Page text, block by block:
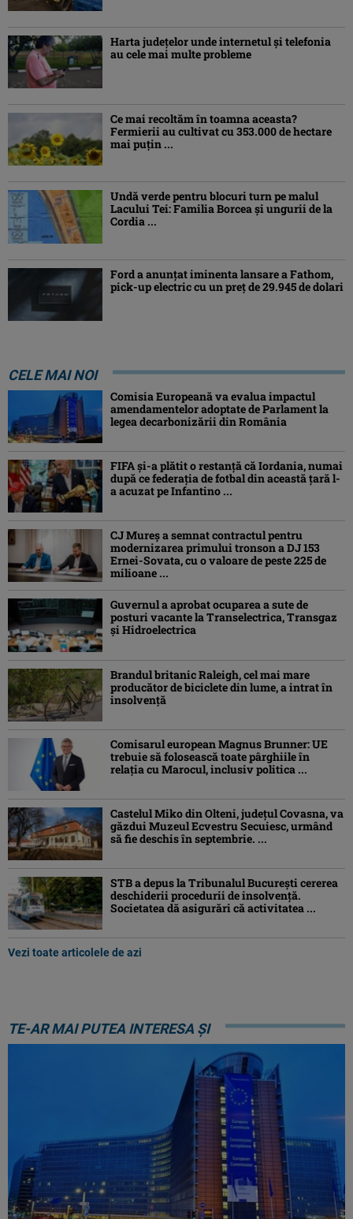
Harta județelor unde internetul și telefonia
au cele mai multe probleme
Ce mai recoltăm în toamna aceasta?
Fermierii au cultivat cu 353.000 de hectare
mai puțin ...
Undă verde pentru blocuri turn pe malul
Lacului Tei: Familia Borcea și ungurii de la
Cordia ...
Ford a anunțat iminenta lansare a Fathom,
pick-up electric cu un preț de 29.945 de dolari
CELE MAI NOI
Comisia Europeană va evalua impactul
amendamentelor adoptate de Parlament la
legea decarbonizării din România
FIFA și-a plătit o restanță că Iordania, numai
după ce federația de fotbal din această țară l-
a acuzat pe Infantino ...
CJ Mureș a semnat contractul pentru
modernizarea primului tronson a DJ 153
Ernei-Sovata, cu o valoare de peste 225 de
milioane ...
Guvernul a aprobat ocuparea a sute de
posturi vacante la Transelectrica, Transgaz
și Hidroelectrica
Brandul britanic Raleigh, cel mai mare
producător de biciclete din lume, a intrat în
insolvență
Comisarul european Magnus Brunner: UE
trebuie să folosească toate pârghiile în
relația cu Marocul, inclusiv politica ...
Castelul Miko din Olteni, județul Covasna, va
găzdui Muzeul Ecvestru Secuiesc, urmând
să fie deschis în septembrie. ...
STB a depus la Tribunalul București cererea
deschiderii procedurii de insolvență.
Societatea dă asigurări că activitatea ...
Vezi toate articolele de azi
TE-AR MAI PUTEA INTERESA ȘI